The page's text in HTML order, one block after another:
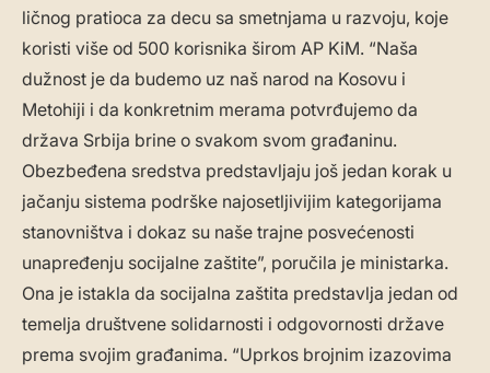
ličnog pratioca za decu sa smetnjama u razvoju, koje
koristi više od 500 korisnika širom AP KiM. “Naša
dužnost je da budemo uz naš narod na Kosovu i
Metohiji i da konkretnim merama potvrđujemo da
država Srbija brine o svakom svom građaninu.
Obezbeđena sredstva predstavljaju još jedan korak u
jačanju sistema podrške najosetljivijim kategorijama
stanovništva i dokaz su naše trajne posvećenosti
unapređenju socijalne zaštite”, poručila je ministarka.
Ona je istakla da socijalna zaštita predstavlja jedan od
temelja društvene solidarnosti i odgovornosti države
prema svojim građanima. “Uprkos brojnim izazovima